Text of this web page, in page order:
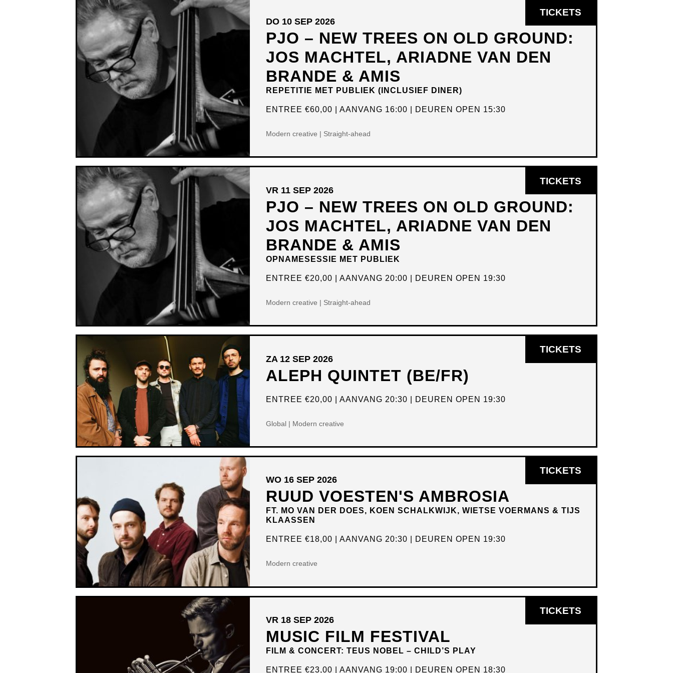
PJO – NEW TREES ON OLD GROUND:
JOS MACHTEL, ARIADNE VAN DEN
BRANDE & AMIS
REPETITIE MET PUBLIEK (INCLUSIEF DINER)
DO 10 SEP 2026
ENTREE€60,00 AANVANG 16:00 DEUREN OPEN 15:30
Modern creative | Straight-ahead
TICKETS
IN
PJO – NEW TREES ON OLD GROUND:
JOS MACHTEL, ARIADNE VAN DEN
BRANDE & AMIS
OPNAMESESSIE MET PUBLIEK
VR 11 SEP 2026
ENTREE€20,00 AANVANG 20:00 DEUREN OPEN 19:30
Modern creative | Straight-ahead
TICKETS
IN
ALEPH QUINTET (BE/FR)
ZA 12 SEP 2026
ENTREE€20,00 AANVANG 20:30 DEUREN OPEN 19:30
Global | Modern creative
TICKETS
IN
RUUD VOESTEN'S AMBROSIA
FT. MO VAN DER DOES, KOEN SCHALKWIJK, WIETSE VOERMANS & TIJS
KLAASSEN
WO 16 SEP 2026
ENTREE€18,00 AANVANG 20:30 DEUREN OPEN 19:30
Modern creative
TICKETS
IN
MUSIC FILM FESTIVAL
FILM & CONCERT: TEUS NOBEL – CHILD’S PLAY
VR 18 SEP 2026
ENTREE€23,00 AANVANG 19:00 DEUREN OPEN 18:30
TICKETS
IN